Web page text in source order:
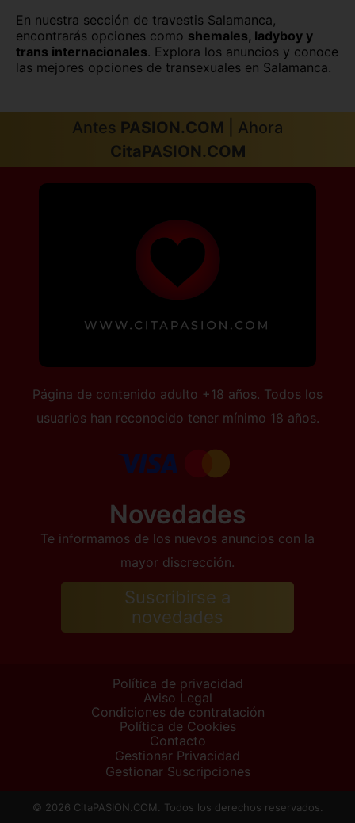
Tarragona Tenerife
Teruel Toledo
En nuestra sección de travestis Salamanca,
encontrarás opciones como shemales, ladyboy y
trans internacionales. Explora los anuncios y conoce
las mejores opciones de transexuales en Salamanca.
Antes PASION.COM | Ahora
CitaPASION.COM
Página de contenido adulto +18 años. Todos los
usuarios han reconocido tener mínimo 18 años.
Novedades
Te informamos de los nuevos anuncios con la
mayor discrección.
Suscribirse a
novedades
Política de privacidad
Aviso Legal
Condiciones de contratación
Política de Cookies
Contacto
Gestionar Privacidad
Gestionar Suscripciones
© 2026 CitaPASION.COM. Todos los derechos reservados.